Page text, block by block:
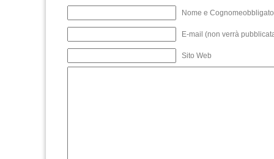
Nome e
E-mail (non verrà
Sito Web